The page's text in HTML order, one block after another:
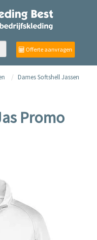
Offerte aanvragen
Dames Softshell Jassen
Promo